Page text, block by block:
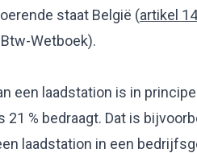
staat België (artikel 14
Btw-Wetboek).
een laadstation is in
% bedraagt. Dat is
laadstation in een